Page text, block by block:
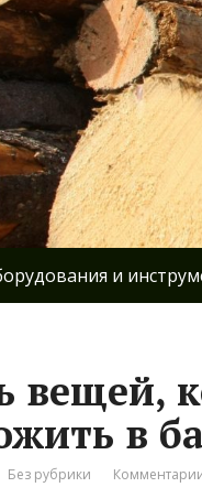
и
вещей,
в
Без рубрики